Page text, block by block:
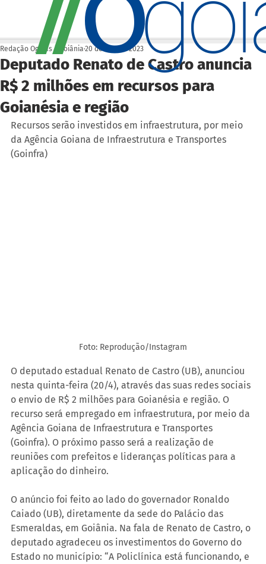
Deputado Renato de Castro anuncia
R$ 2 milhões em recursos para
Goianésia e região
Redação Ogoiás | Goiânia 20 de abr. de 2023
Recursos serão investidos em infraestrutura, por meio
da Agência Goiana de Infraestrutura e Transportes
(Goinfra)
Foto: Reprodução/Instagram
O deputado estadual Renato de Castro (UB), anunciou
nesta quinta-feira (20/4), através das suas redes sociais
o envio de R$ 2 milhões para Goianésia e região. O
recurso será empregado em infraestrutura, por meio da
Agência Goiana de Infraestrutura e Transportes
(Goinfra). O próximo passo será a realização de
reuniões com prefeitos e lideranças políticas para a
aplicação do dinheiro.
O anúncio foi feito ao lado do governador Ronaldo
Caiado (UB), diretamente da sede do Palácio das
Esmeraldas, em Goiânia. Na fala de Renato de Castro, o
deputado agradeceu os investimentos do Governo do
Estado no município: “A Policlínica está funcionando, e